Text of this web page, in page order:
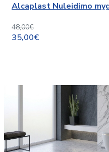
Alcaplast
48,00€
35,00€